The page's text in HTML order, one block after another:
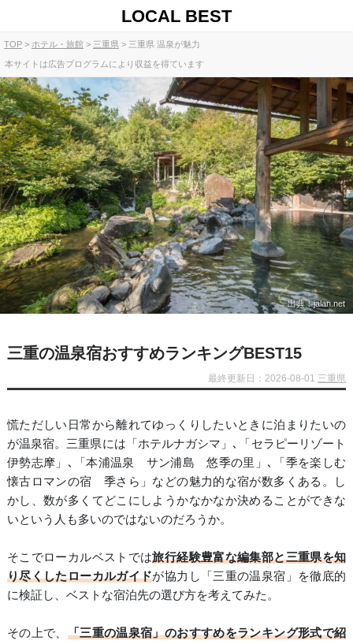
LOCAL BEST
TOP ホテル・旅館 三重県 三重県 温泉が魅力
本サイトは広告プログラムにより収益を得ています
出典：jalan.net
三重の温泉宿おすすめランキングBEST15
最終更新日：2026-08-01 三重県
慌ただしい日常から離れてゆっくりしたいときに泊まりたいの
が温泉宿。三重県には「ホテルナガシマ」､「セラピーリゾート
伊勢志摩」､「本浦温泉 サン浦島 悠季の里」､「季を楽しむ
懐古ロマンの宿 季さら」などの魅力的な宿が数多くある。し
かし、数が多くてどこにしようかなかなか決めることができな
いという人も多いのではないのだろうか。
そこでローカルベストでは旅行経験豊富な編集部と三重県を知
り尽くしたローカルガイドが協力し「三重の温泉宿」を徹底的
に検証し、ベストな宿泊先の選び方を考えてみた。
その上で、 「三重の温泉宿」のおすすめをランキング形式で紹